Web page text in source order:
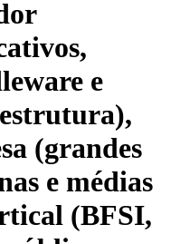
e
(grandes
e médias
(BFSI,